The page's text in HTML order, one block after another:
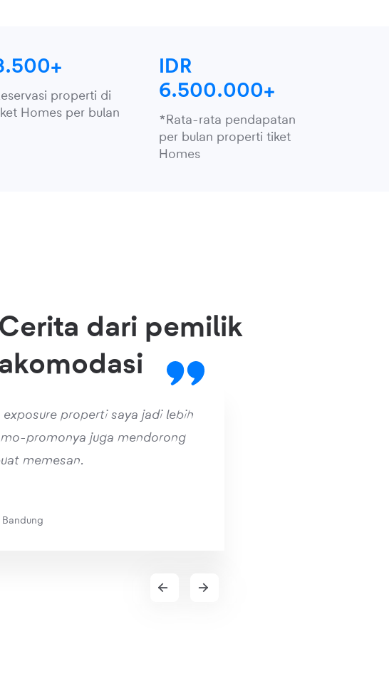
properti di
Homes per bulan
IDR
6.500.000+
*Rata-rata pendapatan
per bulan properti tiket
Homes
Cerita dari pemilik
properti saya jadi lebih
promonya juga mendorong
memesan.
Bandung